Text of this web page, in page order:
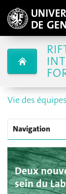
Vie des équipes
Navigation
Deux
sein du